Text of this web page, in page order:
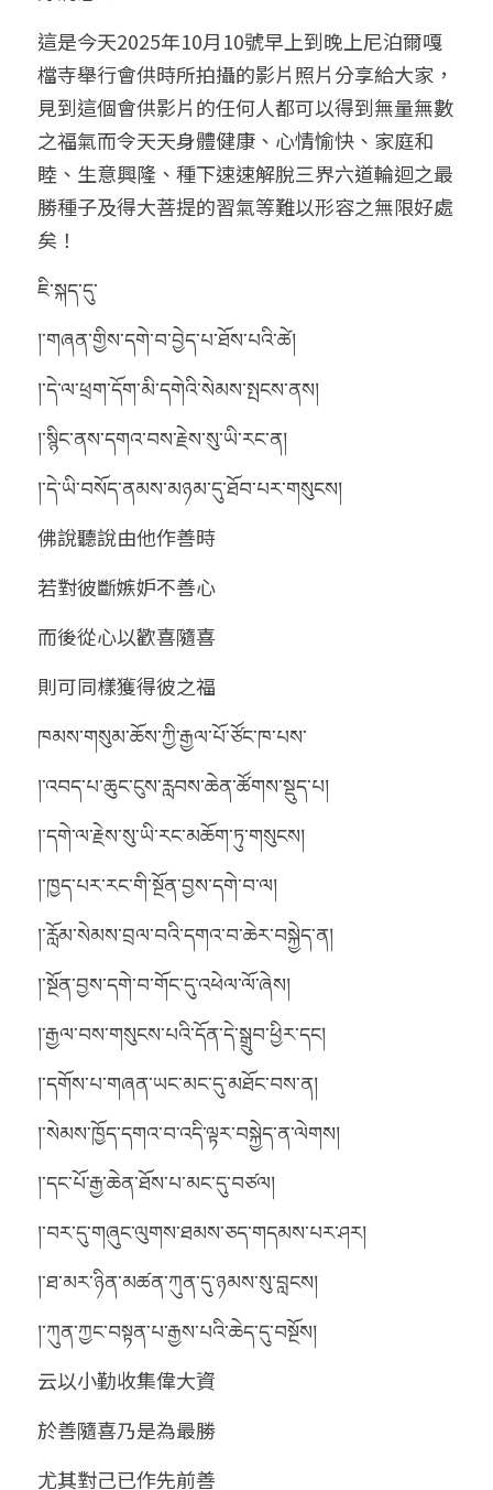
這是今天2025年10月10號早上到晚上尼泊爾嘎
檔寺舉行會供時所拍攝的影片照片分享給大家，
見到這個會供影片的任何人都可以得到無量無數
之福氣而令天天身體健康、心情愉快、家庭和
睦、生意興隆、種下速速解脫三界六道輪迴之最
勝種子及得大菩提的習氣等難以形容之無限好處
矣！
ཇི་སྐད་དུ་
།་གཞན་གྱིས་དགེ་བ་བྱེད་པ་ཐོས་པའི་ཚེ།
།་དེ་ལ་ཕྲག་དོག་མི་དགེའི་སེམས་སྤངས་ནས།
།་སྙིང་ནས་དགའ་བས་རྗེས་སུ་ཡི་རང་ན།
།་དེ་ཡི་བསོད་ནམས་མཉམ་དུ་ཐོབ་པར་གསུངས།
佛說聽說由他作善時
若對彼斷嫉妒不善心
而後從心以歡喜隨喜
則可同樣獲得彼之福
ཁམས་གསུམ་ཆོས་ཀྱི་རྒྱལ་པོ་ཙོང་ཁ་པས་
།་འབད་པ་ཆུང་ངུས་རླབས་ཆེན་ཚོགས་སྡུད་པ།
།་དགེ་ལ་རྗེས་སུ་ཡི་རང་མཆོག་ཏུ་གསུངས།
།་ཁྱད་པར་རང་གི་སྔོན་བྱས་དགེ་བ་ལ།
།་རློམ་སེམས་བྲལ་བའི་དགའ་བ་ཆེར་བསྐྱེད་ན།
།་སྔོན་བྱས་དགེ་བ་གོང་དུ་འཕེལ་ལོ་ཞེས།
།་རྒྱལ་བས་གསུངས་པའི་དོན་དེ་སྒྲུབ་ཕྱིར་དང།
།་དགོས་པ་གཞན་ཡང་མང་དུ་མཐོང་བས་ན།
།་སེམས་ཁྱོད་དགའ་བ་འདི་ལྟར་བསྐྱེད་ན་ལེགས།
།་དང་པོ་རྒྱ་ཆེན་ཐོས་པ་མང་དུ་བཙལ།
།་བར་དུ་གཞུང་ལུགས་ཐམས་ཅད་གདམས་པར་ཤར།
།་ཐ་མར་ཉིན་མཚན་ཀུན་དུ་ཉམས་སུ་བླངས།
།་ཀུན་ཀྱང་བསྟན་པ་རྒྱས་པའི་ཆེད་དུ་བསྔོས།
云以小勤收集偉大資
於善隨喜乃是為最勝
尤其對己已作先前善